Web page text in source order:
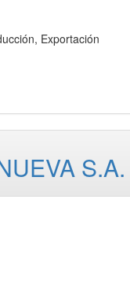
Exportación
S.A.